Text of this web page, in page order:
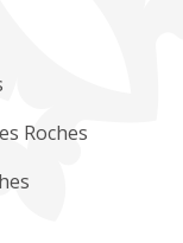
Roches